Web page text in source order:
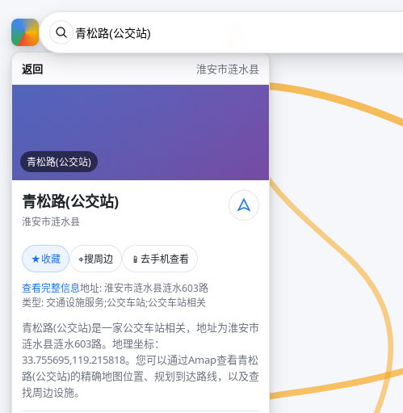
返回 淮安市涟水县
青松路(公交站)
青松路(公交站)
淮安市涟水县
★收藏 ⌖搜周边 📱 去手机查看
查看完整信息地址: 淮安市涟水县涟水603路
类型: 交通设施服务;公交车站;公交车站相关
青松路(公交站)是一家公交车站相关，地址为淮安市
涟水县涟水603路。地理坐标：
33.755695,119.215818。您可以通过Amap查看青松
路(公交站)的精确地图位置、规划到达路线，以及查
找周边设施。